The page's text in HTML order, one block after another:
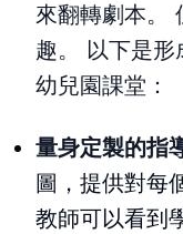
來翻轉劇本。
趣。 以下是形
幼兒園課堂：
量身定製的指
圖，提供對每
教師可以看到